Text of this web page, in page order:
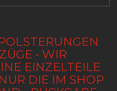
- WIR
EINZELTEILE
DIE IM SHOP